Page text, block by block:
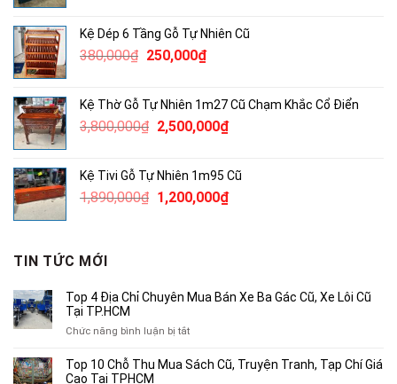
4,600,000₫.là:
Kệ Dép 6 Tầng Gỗ Tự Nhiên Cũ
380,000₫ Giá
380,000₫.
250,000₫Giá
là:
250,000₫.
Kệ Thờ Gỗ Tự Nhiên 1m27 Cũ Chạm Khắc Cổ Điển
3,800,000₫ Giá
3,800,000₫.
2,500,000₫Giá
là:
2,500,000₫.
Kệ Tivi Gỗ Tự Nhiên 1m95 Cũ
1,890,000₫ Giá
1,200,000₫Giá
TIN TỨC MỚI
Top 4 Địa Chỉ Chuyên Mua Bán Xe Ba Gác Cũ, Xe Lôi Cũ
Tại TP.HCM
Chức năng bình luận bị tắtở
4
Top 10 Chỗ Thu Mua Sách Cũ, Truyện Tranh, Tạp Chí Giá
Cao Tại TPHCM